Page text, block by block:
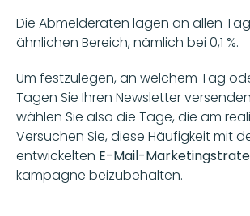
Die Abmelderaten lagen an allen
ähnlichen Bereich, nämlich bei 0,1 %.
Um festzulegen, an welchem Tag
Tagen Sie Ihren Newsletter
wählen Sie also die Tage, die am
Versuchen Sie, diese Häufigkeit mit
entwickelten E-Mail-
kampagne beizubehalten.